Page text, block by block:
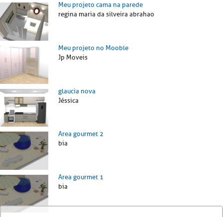
Meu projeto cama na parede
regina maria da silveira abrahao
Meu projeto no Mooble
Jp Moveis
glaucia nova
Jéssica
Area gourmet 2
bia
Area gourmet 1
bia